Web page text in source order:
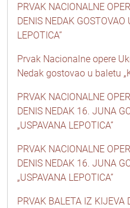
PRVAK NACIONALNE
DENIS NEDAK GOSTOVAO
LEPOTICA”
Prvak Nacionalne opere
Nedak gostovao u baletu
PRVAK NACIONALNE
DENIS NEDAK 16. JUNA
„USPAVANA LEPOTICA”
PRVAK NACIONALNE
DENIS NEDAK 16. JUNA
„USPAVANA LEPOTICA”
PRVAK BALETA IZ KIJEVA